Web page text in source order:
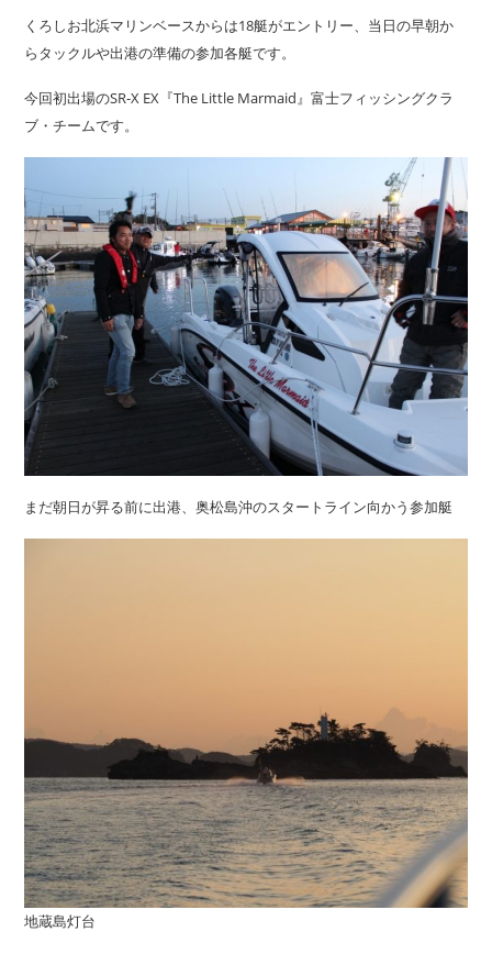
くろしお北浜マリンベースからは18艇がエントリー、当日の早朝か
らタックルや出港の準備の参加各艇です。
今回初出場のSR-X EX『The Little Marmaid』富士フィッシングクラ
ブ・チームです。
まだ朝日が昇る前に出港、奥松島沖のスタートライン向かう参加艇
地蔵島灯台